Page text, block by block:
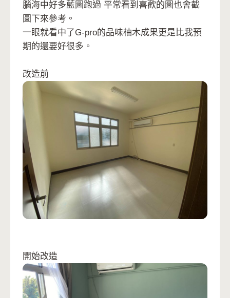
腦海中好多藍圖跑過 平常看到喜歡的圖也會截
圖下來參考。
一眼就看中了G-pro的品味柚木成果更是比我預
期的還要好很多。
改造前
開始改造